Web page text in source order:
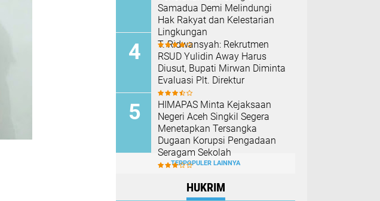
Samadua Demi Melindungi
Hak Rakyat dan Kelestarian
Lingkungan
T. Ridwansyah: Rekrutmen
RSUD Yulidin Away Harus
Diusut, Bupati Mirwan Diminta
Evaluasi Plt. Direktur
HIMAPAS Minta Kejaksaan
Negeri Aceh Singkil Segera
Menetapkan Tersangka
Dugaan Korupsi Pengadaan
Seragam Sekolah
TERPOPULER LAINNYA
HUKRIM